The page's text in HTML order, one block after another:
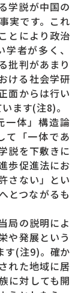
学説が中国の
実です。これ
とにより政治
者が多く、
批判があまり
ける社会学研
面からは行い
ます(注8)。
一体」構造論
て「一体であ
説を下敷きに
歩促進法にお
さない」とい
とつながるも
局の説明によ
や発展という
す(注9)。確か
れた地域に居
に対しても開